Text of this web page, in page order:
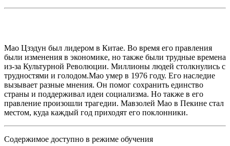
Мао Цзэдун был лидером в Китае. Во время его правления
были изменения в экономике, но также были трудные времена
из-за Культурной Революции. Миллионы людей столкнулись с
трудностями и голодом.Мао умер в 1976 году. Его наследие
вызывает разные мнения. Он помог сохранить единство
страны и поддерживал идеи социализма. Но также в его
правление произошли трагедии. Мавзолей Мао в Пекине стал
местом, куда каждый год приходят его поклонники.
Содержимое доступно в режиме обучения